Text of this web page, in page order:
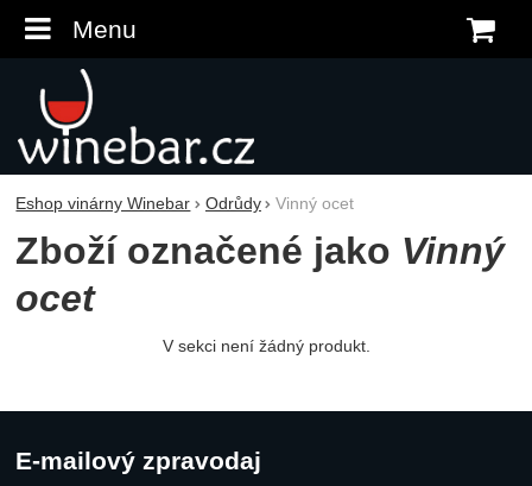
Menu
Eshop vinárny Winebar Odrůdy Vinný ocet
Zboží označené jako Vinný
ocet
V sekci není žádný produkt.
E-mailový zpravodaj